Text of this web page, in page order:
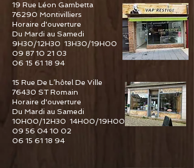
19 Rue Léon Gambetta
76290 Montivilliers
Horaire d'ouverture
Du Mardi au Samedi
9H30/12H30 13H30/19H00
09 87 10 21 03
06 15 61 18 94
15 Rue De L’hôtel De Ville
76430 ST Romain
Horaire d'ouverture
Du Mardi au Samedi
10H00/12H30 14H00/19H00
09 56 04 10 02
06 15 61 18 94